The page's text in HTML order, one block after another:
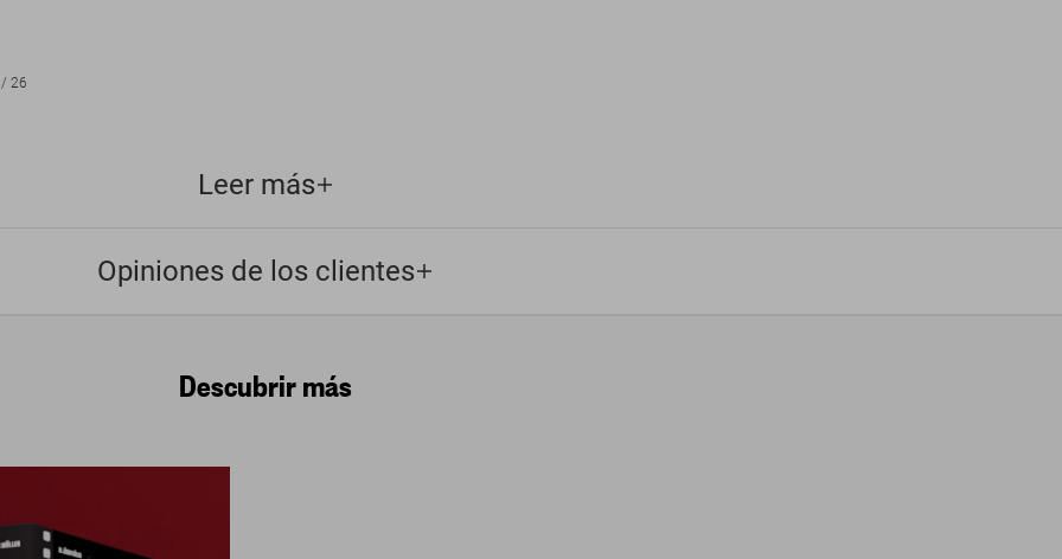
26
Leer más
Opiniones de los clientes
Descubrir más